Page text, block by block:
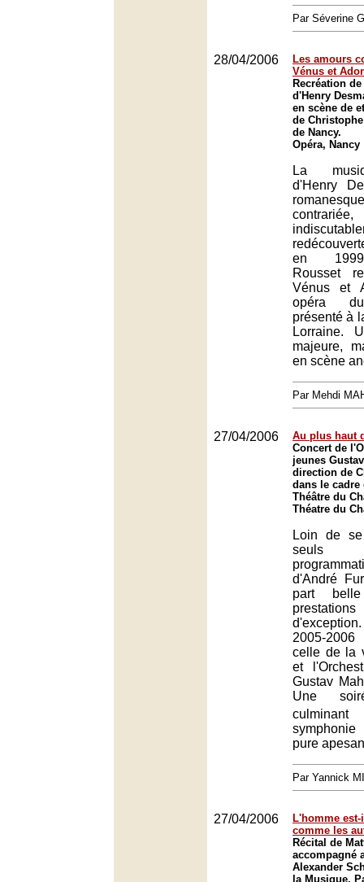
Par Séverine
28/04/2006
Les amours
Vénus et
Recréation
d'Henry
en scène de
de
de Nancy.
Opéra, Nancy
La
d'Henry
en
Rousset
Vénus et
opéra du
présenté à
Lorraine.
majeure,
en scène
Par Mehdi
27/04/2006
Au plus haut
Concert de
jeunes
direction de
dans le cadre
Théâtre du
Théatre du
Loin de
seuls
d'André
part
2005-
celle de la
et
Gustav
Une
pure
Par Yannick
27/04/2006
L'homme
comme les
Récital de
accompagné
Alexander
la Musique,